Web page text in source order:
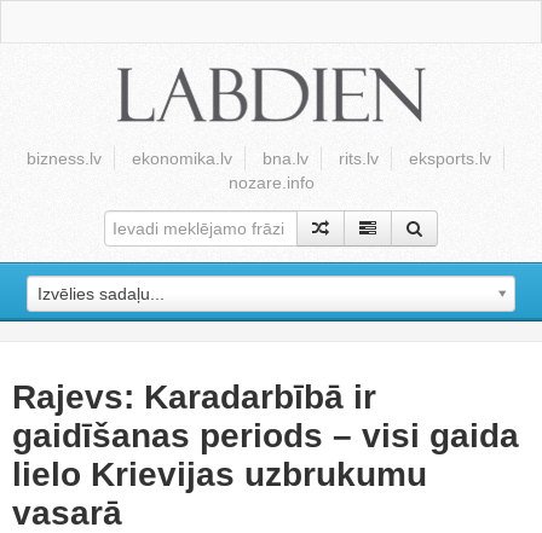
bizness.lv ekonomika.lv bna.lv rits.lv
eksports.lv
nozare.info
Izvēlies sadaļu...
Rajevs: Karadarbībā ir
gaidīšanas periods – visi gaida
lielo Krievijas uzbrukumu
vasarā